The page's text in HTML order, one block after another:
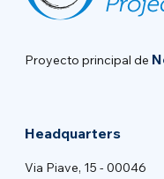
Proyecto principal de
Headquarters
Via Piave, 15 - 00046